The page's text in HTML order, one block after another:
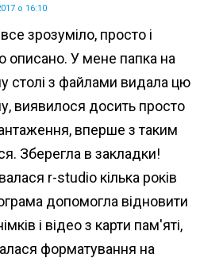
о 16:10
зрозуміло, просто і
описано. У мене папка на
столі з файлами видала цю
виявилося досить просто
вперше з таким
Зберегла в закладки!
r-studio кілька років
допомогла відновити
і відео з карти пам'яті,
форматування на